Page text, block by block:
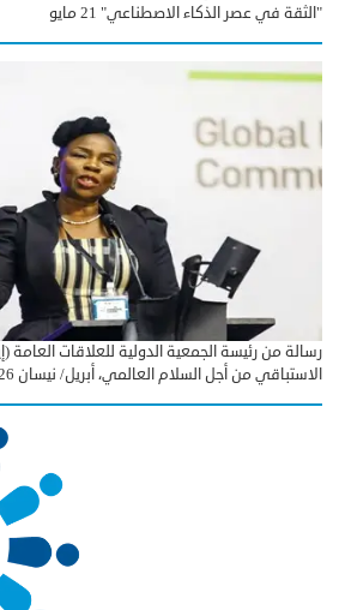
"الثقة في عصر الذكاء الاصطناعي" 21 مايو
الاستباقي من أجل السلام العالمي، أبريل/ نيسان 2026